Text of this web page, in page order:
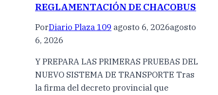
REGLAMENTACIÓN DE CHACOBUS
PorDiario Plaza 109 agosto 6, 2026agosto
6, 2026
Y PREPARA LAS PRIMERAS PRUEBAS DEL
NUEVO SISTEMA DE TRANSPORTE Tras
la firma del decreto provincial que